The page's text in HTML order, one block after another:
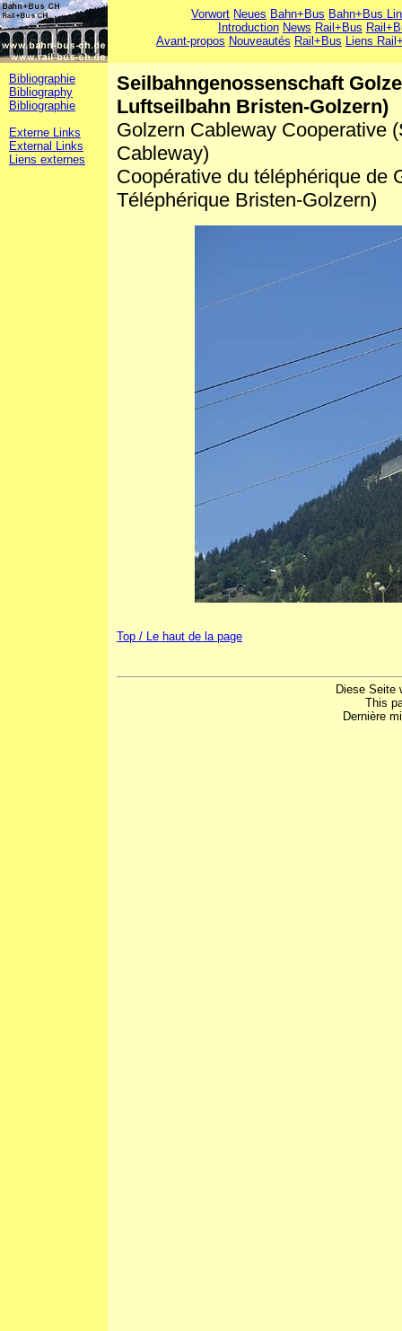
Vorwort Neues Bahn+Bus Bahn+Bus
Introduction News Rail+Bus
Avant-propos Nouveautés Rail+Bus Liens
Bibliographie
Bibliography
Bibliographie
Externe Links
External Links
Liens externes
Seilbahngenossenschaft
Luftseilbahn Bristen-Golzern)
Golzern Cableway Cooperative
Cableway)
Coopérative du téléphérique de
Téléphérique Bristen-Golzern)
Top / Le haut de la page
Diese Seite
This
Dernière